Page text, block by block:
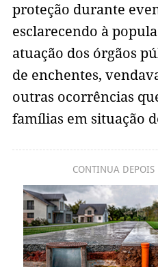
proteção durante
esclarecendo à
atuação dos órgãos
de enchentes,
outras ocorrências
famílias em situação
CONTINUA